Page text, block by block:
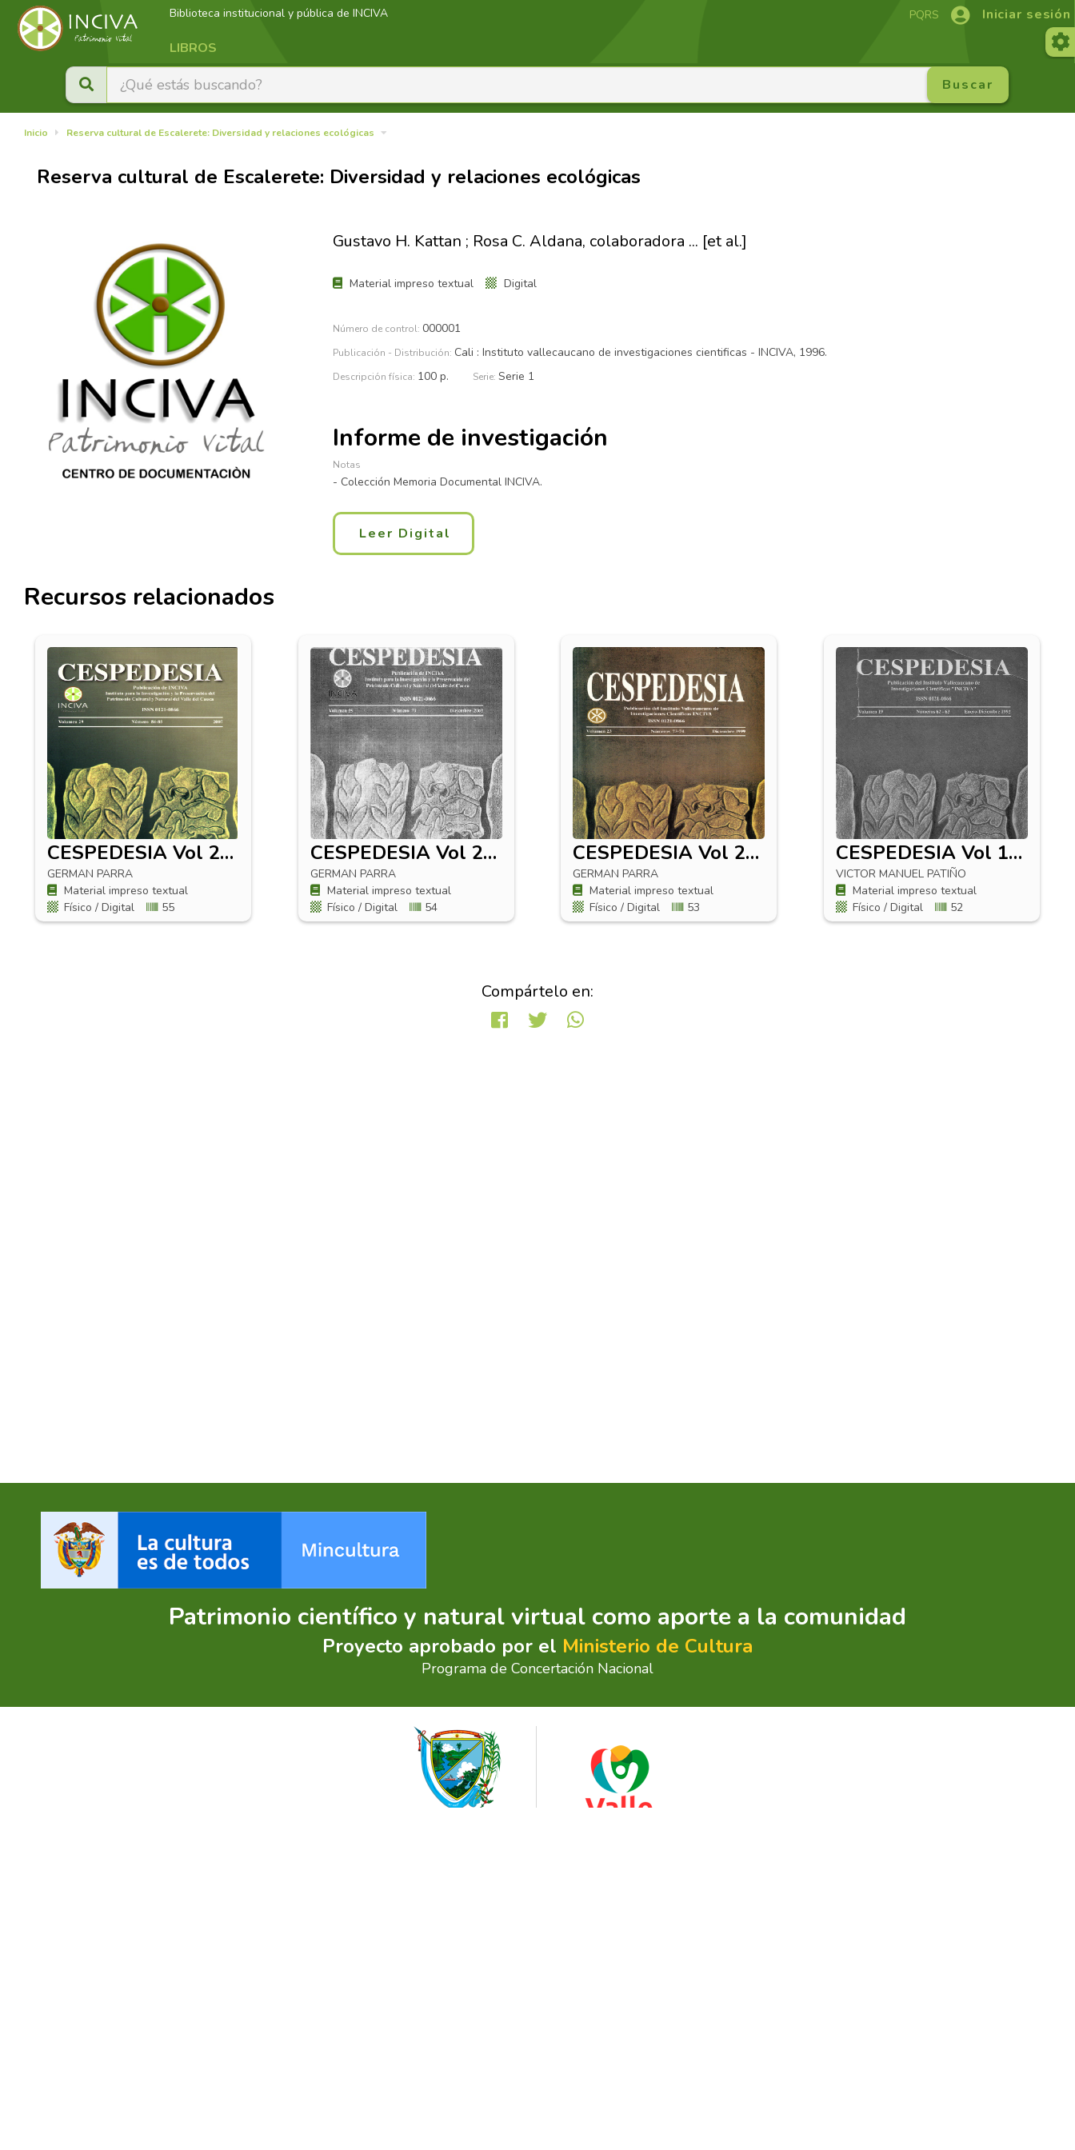
Biblioteca institucional y pública de INCIVA Iniciar sesión
PQRS
LIBROS
Inicio Reserva cultural de Escalerete: Diversidad y relaciones ecológicas
Reserva cultural de Escalerete: Diversidad y relaciones ecológicas
Gustavo H. Kattan ; Rosa C. Aldana, colaboradora ... [et al.]
Material impreso textual Digital
000001
Cali : Instituto vallecaucano de investigaciones cientificas - INCIVA, 1996.
100 p.
Serie 1
Informe de investigación
- Colección Memoria Documental INCIVA.
Recursos relacionados
CESPEDESIA Vol 29 No 84-85
GERMAN PARRA
Material impreso textual
Físico / Digital
55
CESPEDESIA Vol 25 No 79
GERMAN PARRA
Material impreso textual
Físico / Digital
54
CESPEDESIA Vol 23 No 73-74
GERMAN PARRA
Material impreso textual
Físico / Digital
53
CESPEDESIA Vol 19 No 62-63
VICTOR MANUEL PATIÑO
Material impreso textual
Físico / Digital
52
Compártelo en:
Patrimonio científico y natural virtual como aporte a la comunidad
Proyecto aprobado por el Ministerio de Cultura
Programa de Concertación Nacional